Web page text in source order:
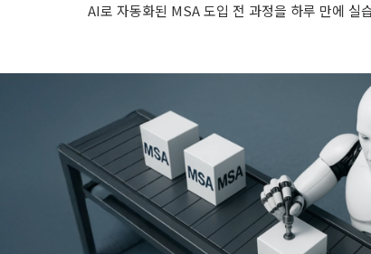
AI로 자동화된 MSA 도입 전 과정을 하루 만에 실